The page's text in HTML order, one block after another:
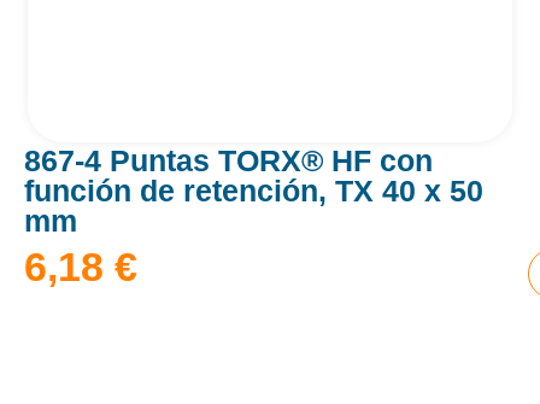
867-4 Puntas TORX® HF con
función de retención, TX 40 x 50
mm
6,18 €